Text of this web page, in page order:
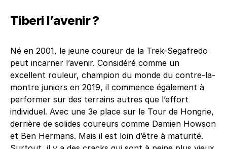
Tiberi l’avenir ?
Né en 2001, le jeune coureur de la Trek-Segafredo
peut incarner l’avenir. Considéré comme un
excellent rouleur, champion du monde du contre-la-
montre juniors en 2019, il commence également à
performer sur des terrains autres que l’effort
individuel. Avec une 3e place sur le Tour de Hongrie,
derrière de solides coureurs comme Damien Howson
et Ben Hermans. Mais il est loin d’être à maturité.